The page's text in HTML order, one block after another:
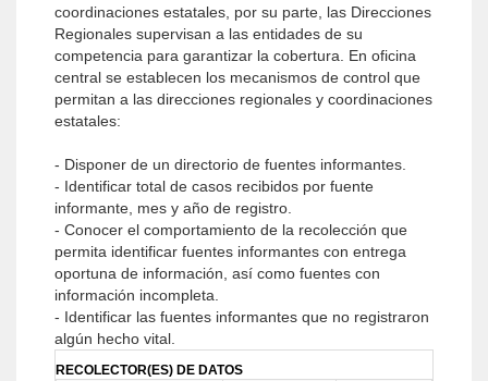
coordinaciones estatales, por su parte, las Direcciones
Regionales supervisan a las entidades de su
competencia para garantizar la cobertura. En oficina
central se establecen los mecanismos de control que
permitan a las direcciones regionales y coordinaciones
estatales:
- Disponer de un directorio de fuentes informantes.
- Identificar total de casos recibidos por fuente
informante, mes y año de registro.
- Conocer el comportamiento de la recolección que
permita identificar fuentes informantes con entrega
oportuna de información, así como fuentes con
información incompleta.
- Identificar las fuentes informantes que no registraron
algún hecho vital.
RECOLECTOR(ES) DE DATOS